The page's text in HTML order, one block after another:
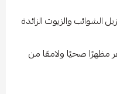
والزيوت الزائدة
مظهرًا صحيًا ولامعًا من